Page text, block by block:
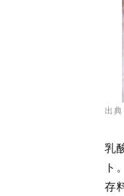
出
乳
ト
存